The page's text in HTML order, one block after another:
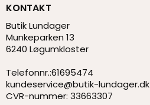
KONTAKT
Butik Lundager
Munkeparken 13
6240 Løgumkloster
Telefonnr.:61695474
kundeservice@butik-lundager.dk
CVR-nummer: 33663307